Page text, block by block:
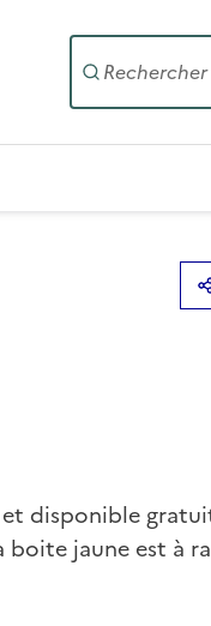
disponible
boite jaune est à